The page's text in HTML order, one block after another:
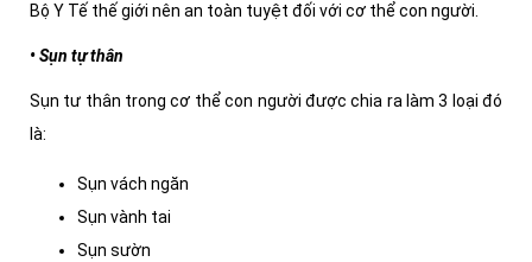
Bộ Y Tế thế giới nên an toàn tuyệt đối với cơ thể con người.
• Sụn tự thân
Sụn tư thân trong cơ thể con người được chia ra làm 3 loại đó
là:
Sụn vách ngăn
Sụn vành tai
Sụn sườn